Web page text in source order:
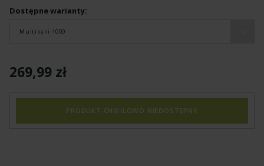
Dostępne warianty:
Multikani 1000
269,99 zł
PRODUKT CHWILOWO NIEDOSTĘPNY